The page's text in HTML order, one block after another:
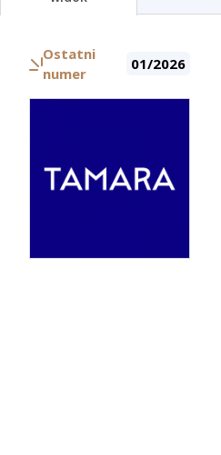
Ostatni
numer
01/2026